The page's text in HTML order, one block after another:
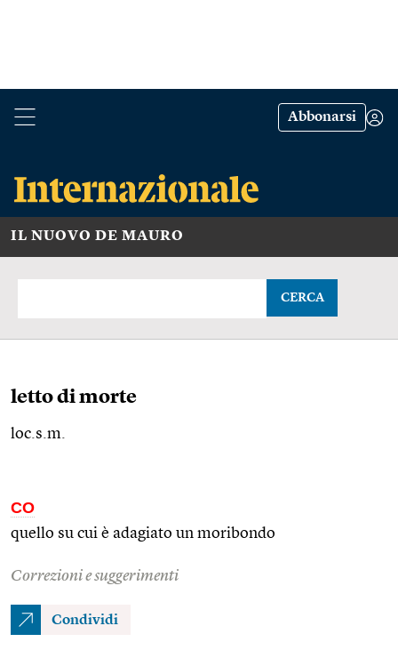
Abbonarsi
IL NUOVO DE MAURO
CERCA
letto di morte
loc.s.m.
CO
quello su cui è adagiato un moribondo
Correzioni e suggerimenti
Condividi